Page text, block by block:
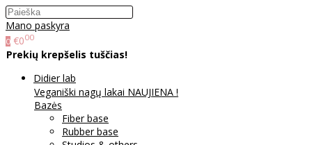
Mano paskyra
0 €000
Prekių krepšelis tuščias!
Didier lab
Veganiški nagų lakai NAUJIENA !
Bazės
Fiber base
Rubber base